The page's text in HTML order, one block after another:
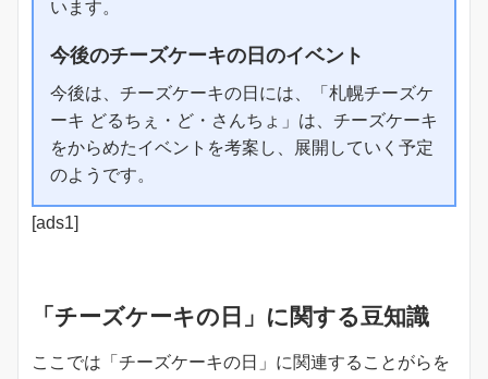
います。
今後のチーズケーキの日のイベント
今後は、チーズケーキの日には、「札幌チーズケ
ーキ どるちぇ・ど・さんちょ」は、チーズケーキ
をからめたイベントを考案し、展開していく予定
のようです。
[ads1]
「チーズケーキの日」に関する豆知識
ここでは「チーズケーキの日」に関連することがらを